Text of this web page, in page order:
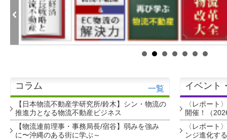
コラム 一覧
【日本物流不動産学研究所/鈴木】シン・物流の
推進力となる物流不動産ビジネス
【物流連前理事・事務局長/宿谷】弱みを強み
に〜沖縄のある街に学ぶ～
イベント
〈レポート
開催！（
〈レポート
ンジ進化す